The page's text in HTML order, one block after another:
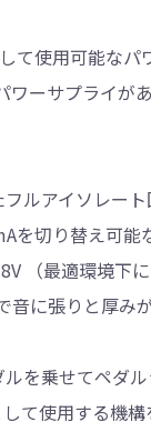
て使用可能な
ワーサプライ
ルアイソレー
を切り替え可
（最適環境下
に張りと厚み
を乗せてペダ
て使用する機